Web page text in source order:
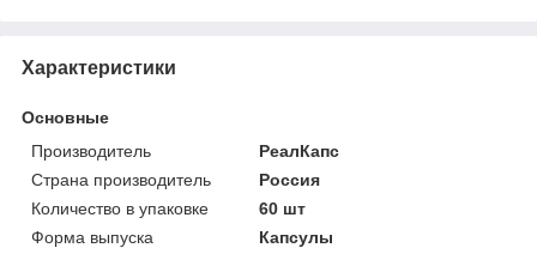
Характеристики
Основные
Производитель
РеалКапс
Страна производитель
Россия
Количество в упаковке
60 шт
Форма выпуска
Капсулы